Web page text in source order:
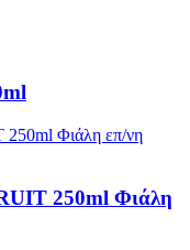
250ml Φιάλη